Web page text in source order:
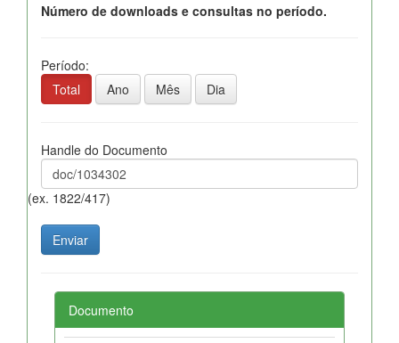
Número de downloads e consultas no período.
Período:
Total
Ano Mês Dia
Handle do Documento
(ex. 1822/417)
Documento